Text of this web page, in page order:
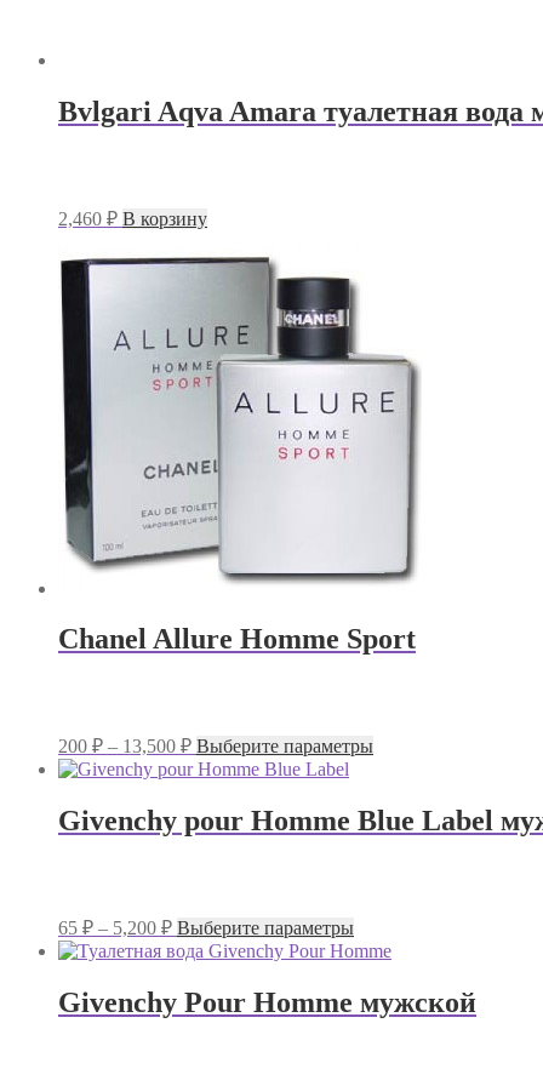
Bvlgari Aqva Amara туалетная вода
2,460 ₽ В корзину
Chanel Allure Homme Sport
200 ₽ – 13,500 ₽Диапазон
цен:
13,500 ₽
Выберите параметрыЭтот
несколько
вариаций.
товара.
Givenchy pour Homme Blue Label
65 ₽ – 5,200 ₽Диапазон
цен:
5,200 ₽
Выберите параметрыЭтот
товар
имеет
вариаций.
Givenchy Pour Homme мужской